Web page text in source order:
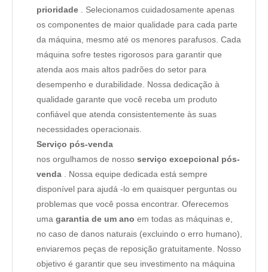
prioridade
. Selecionamos cuidadosamente apenas
os componentes de maior qualidade para cada parte
da máquina, mesmo até os menores parafusos. Cada
máquina sofre testes rigorosos para garantir que
atenda aos mais altos padrões do setor para
desempenho e durabilidade. Nossa dedicação à
qualidade garante que você receba um produto
confiável que atenda consistentemente às suas
necessidades operacionais.
Serviço pós-venda
nos orgulhamos de nosso serviço excepcional pós-
venda
. Nossa equipe dedicada está sempre
disponível para ajudá -lo em quaisquer perguntas ou
problemas que você possa encontrar. Oferecemos
uma garantia de um ano em todas as máquinas e,
no caso de danos naturais (excluindo o erro humano),
enviaremos peças de reposição gratuitamente. Nosso
objetivo é garantir que seu investimento na máquina